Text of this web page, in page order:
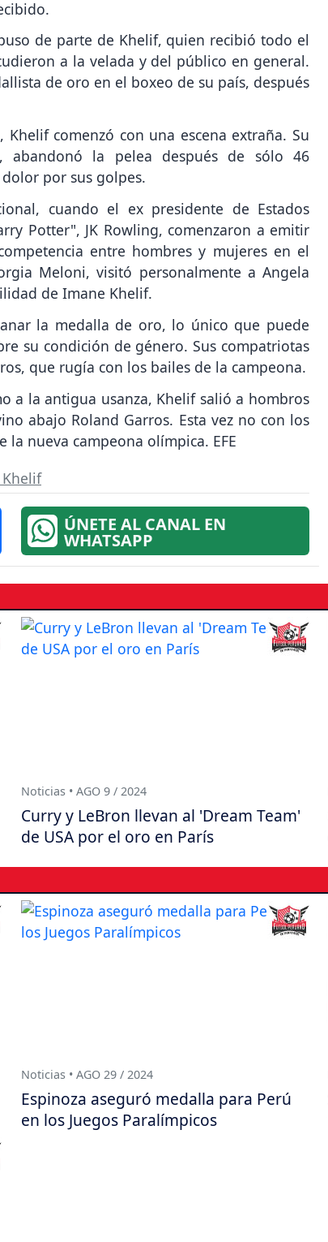
de parte de Khelif, quien recibió todo el
a la velada y del público en general.
de oro en el boxeo de su país, después
comenzó con una escena extraña. Su
abandonó la pelea después de sólo 46
por sus golpes.
cuando el ex presidente de Estados
Potter", JK Rowling, comenzaron a emitir
entre hombres y mujeres en el
Meloni, visitó personalmente a Angela
de Imane Khelif.
la medalla de oro, lo único que puede
su condición de género. Sus compatriotas
que rugía con los bailes de la campeona.
a la antigua usanza, Khelif salió a hombros
abajo Roland Garros. Esta vez no con los
nueva campeona olímpica. EFE
ÚNETE AL CANAL EN
WHATSAPP
Noticias • AGO 9 / 2024
Curry y LeBron llevan al 'Dream Team'
de USA por el oro en París
Noticias • AGO 29 / 2024
Espinoza aseguró medalla para Perú
en los Juegos Paralímpicos